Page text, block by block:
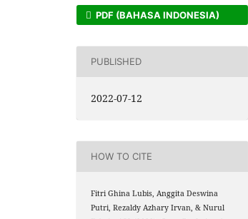
PDF (BAHASA INDONESIA)
PUBLISHED
2022-07-12
HOW TO CITE
Fitri Ghina Lubis, Anggita Deswina
Putri, Rezaldy Azhary Irvan, & Nurul